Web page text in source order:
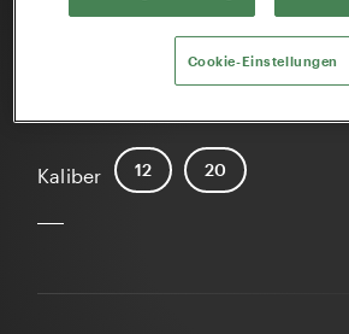
Kaliber 12 20
Cookie-Einstellungen